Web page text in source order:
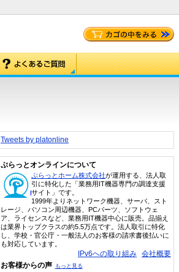
Tweets by platonline
ぷらっとオンラインについて
ぷらっとホーム株式会社が運用する、法人取
引に特化した「業務用IT機器専門の調達支援
サイト」です。
1999年よりネットワーク機器、サーバ、スト
レージ、パソコン周辺機器、PCパーツ、ソフトウェ
ア、ライセンスなど、業務用IT機器中心に販売。品揃え
は業界トップクラスの約5.5万点です。法人取引に特化
し、学校・官公庁・一般法人のお客様の請求書後払いに
も対応しています。
IPv6への取り組み 会社概要
お客様からの声 もっと見る